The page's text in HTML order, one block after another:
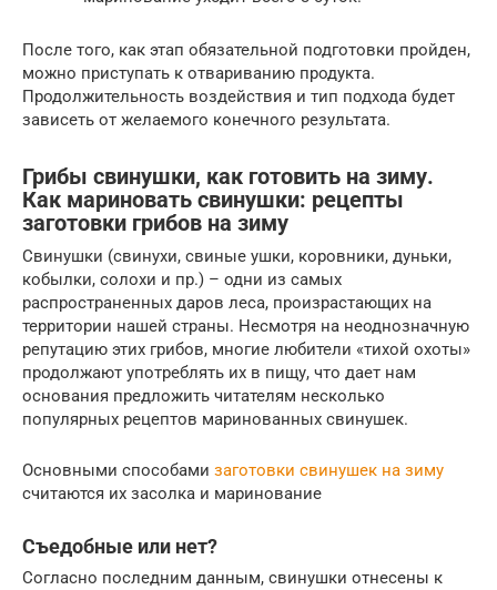
После того, как этап обязательной подготовки пройден,
можно приступать к отвариванию продукта.
Продолжительность воздействия и тип подхода будет
зависеть от желаемого конечного результата.
Грибы свинушки, как готовить на зиму.
Как мариновать свинушки: рецепты
заготовки грибов на зиму
Свинушки (свинухи, свиные ушки, коровники, дуньки,
кобылки, солохи и пр.) – одни из самых
распространенных даров леса, произрастающих на
территории нашей страны. Несмотря на неоднозначную
репутацию этих грибов, многие любители «тихой охоты»
продолжают употреблять их в пищу, что дает нам
основания предложить читателям несколько
популярных рецептов маринованных свинушек.
Основными способами заготовки свинушек на зиму
считаются их засолка и маринование
Съедобные или нет?
Согласно последним данным, свинушки отнесены к